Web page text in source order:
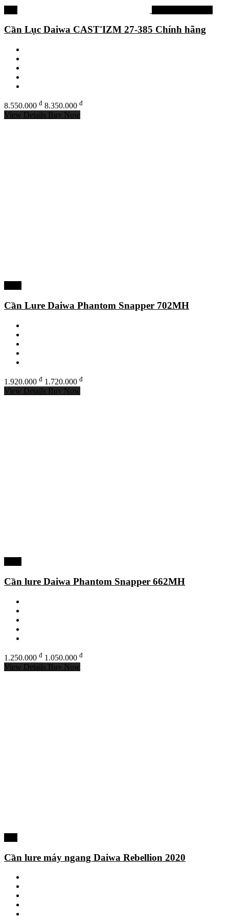
Cần Lục Daiwa CAST'IZM 27-385 Chính hãng
8.550.000 đ 8.350.000 đ
View Details Buy Now
Cần Lure Daiwa Phantom Snapper 702MH
1.920.000 đ 1.720.000 đ
View Details Buy Now
Cần lure Daiwa Phantom Snapper 662MH
1.250.000 đ 1.050.000 đ
View Details Buy Now
Cần lure máy ngang Daiwa Rebellion 2020